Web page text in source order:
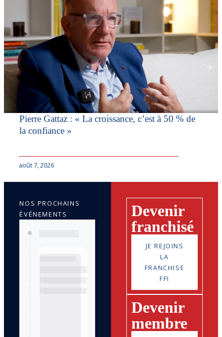
Pierre Gattaz : « La croissance, c’est à 50 % de
la confiance »
août 7, 2026
Devenir
franchisé
JE REJOINS
LA
FRANCHISE
FFI
Devenir
membre
NOS PROCHAINS
ÉVÉNEMENTS